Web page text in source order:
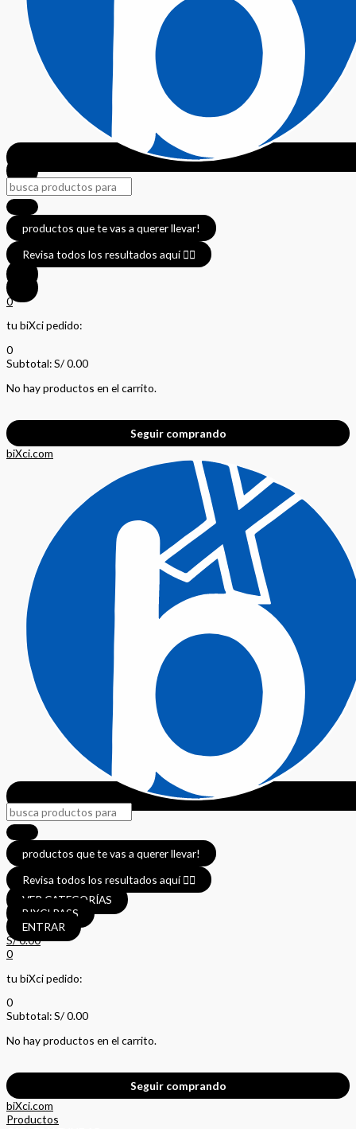
productos que te vas a querer llevar!
Revisa todos los resultados aquí 👈🏼
0
tu biXci pedido:
0
Subtotal:S/0.00
No hay productos en el carrito.
Seguir comprando
biXci.com
productos que te vas a querer llevar!
Revisa todos los resultados aquí 👈🏼
VER CATEGORÍAS
BIXCI PASS
ENTRAR
S/0.00
0
tu biXci pedido:
0
Subtotal:S/0.00
No hay productos en el carrito.
Seguir comprando
biXci.com
Productos